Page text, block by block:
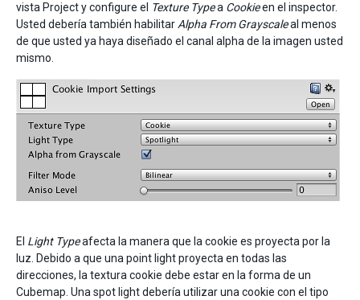
vista Project y configure el Texture Typea Cookieen el inspector.
Usted debería también habilitar Alpha From Grayscaleal menos
de que usted ya haya diseñado el canal alpha de la imagen usted
mismo.
El Light Typeafecta la manera que la cookie es proyecta por la
luz. Debido a que una point light proyecta en todas las
direcciones, la textura cookie debe estar en la forma de un
Cubemap. Una spot light debería utilizar una cookie con el tipo